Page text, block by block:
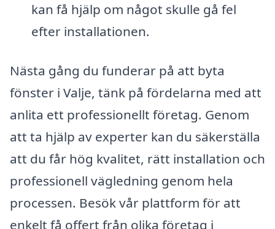
kan få hjälp om något skulle gå fel
efter installationen.
Nästa gång du funderar på att byta
fönster i Valje, tänk på fördelarna med att
anlita ett professionellt företag. Genom
att ta hjälp av experter kan du säkerställa
att du får hög kvalitet, rätt installation och
professionell vägledning genom hela
processen. Besök vår plattform för att
enkelt få offert från olika företag i